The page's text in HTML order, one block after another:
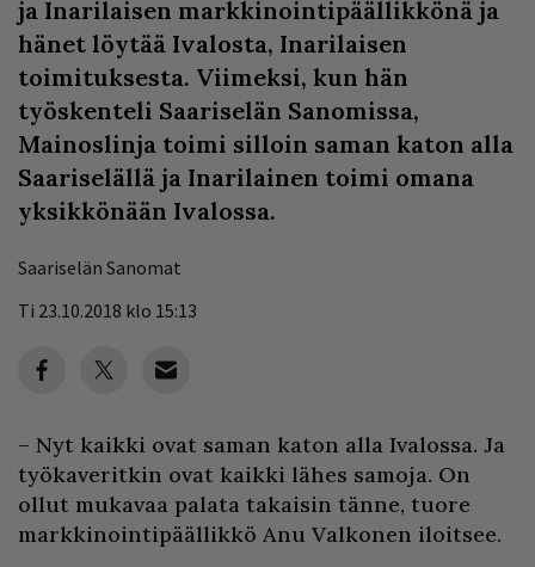
ja Inarilaisen markkinointipäällikkönä ja
hänet löytää Ivalosta, Inarilaisen
toimituksesta. Viimeksi, kun hän
työskenteli Saariselän Sanomissa,
Mainoslinja toimi silloin saman katon alla
Saariselällä ja Inarilainen toimi omana
yksikkönään Ivalossa.
Saariselän Sanomat
Ti 23.10.2018 klo 15:13
– Nyt kaikki ovat saman katon alla Ivalossa. Ja
työkaveritkin ovat kaikki lähes samoja. On
ollut mukavaa palata takaisin tänne, tuore
markkinointipäällikkö Anu Valkonen iloitsee.